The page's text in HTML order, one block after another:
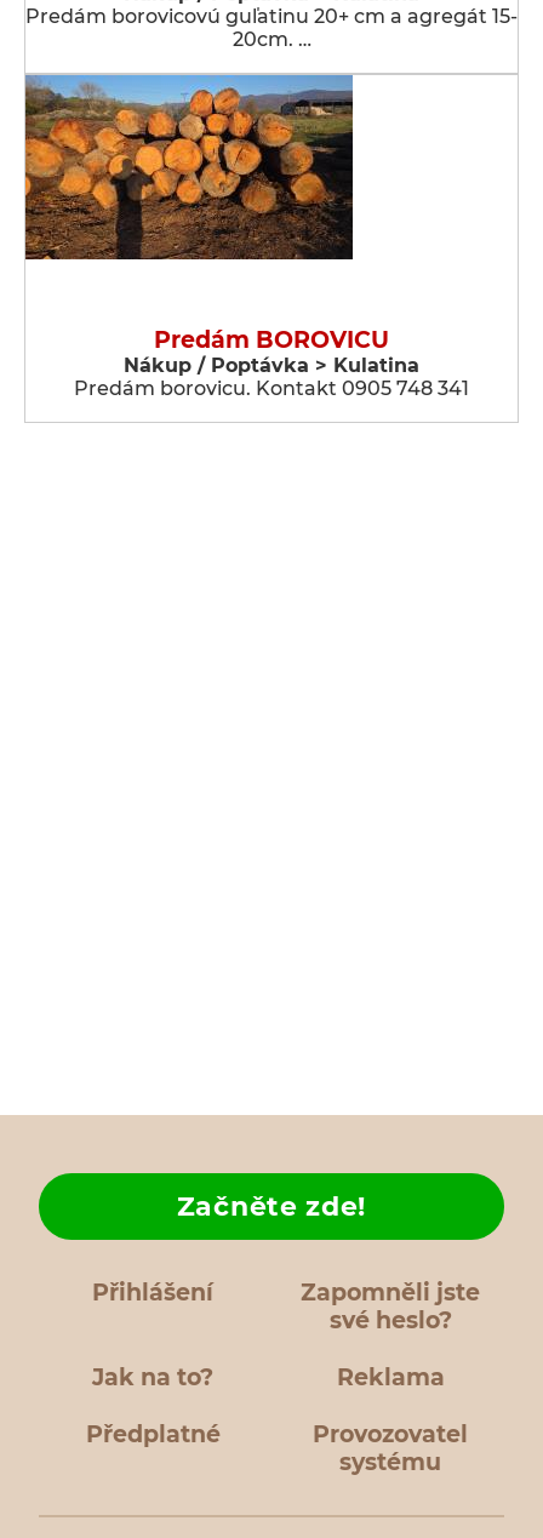
Predám borovicovú guľatinu 20+ cm a agregát 15-
20cm. …
Predám BOROVICU
Nákup / Poptávka > Kulatina
Predám borovicu. Kontakt 0905 748 341
Přihlášení
Zapomněli jste
své heslo?
Jak na to?
Začněte zde!
Reklama
Předplatné
Provozovatel
systému